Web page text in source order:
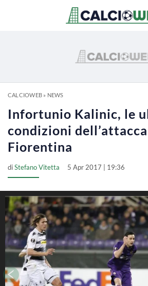
CALCIOWEB» NEWS
Infortunio Kalinic, le
condizioni
Fiorentina
diStefano Vitetta 5 Apr 2017 | 19:36